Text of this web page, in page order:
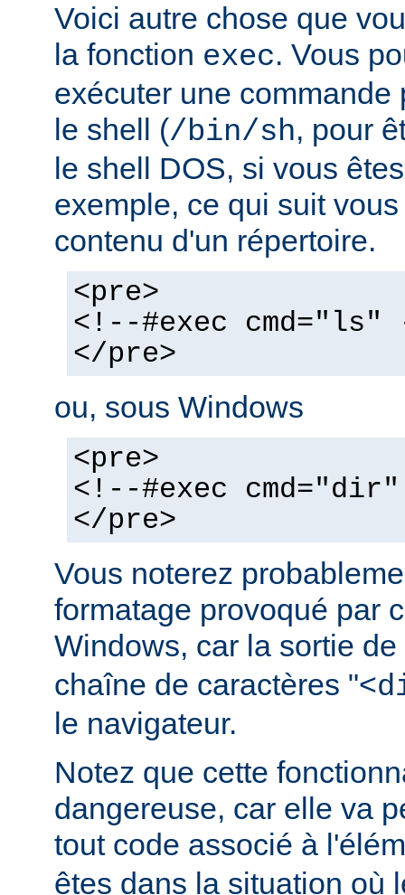
Voici autre chose que
la fonction exec. Vous
exécuter une commande
le shell (/bin/sh, pour
le shell DOS, si vous
exemple, ce qui suit
contenu d'un répertoire.
<pre>
<!--#exec cmd="ls"
</pre>
ou, sous Windows
<pre>
<!--#exec
</pre>
Vous noterez
formatage provoqué par
Windows, car la sortie de
chaîne de caractères "<
le navigateur.
Notez que cette
dangereuse, car elle va
tout code associé à
êtes dans la situation où